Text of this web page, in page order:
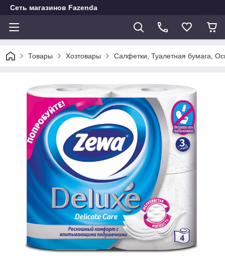
Сеть магазинов Fazenda
Товары Хозтовары Салфетки, Туалетная бумага,